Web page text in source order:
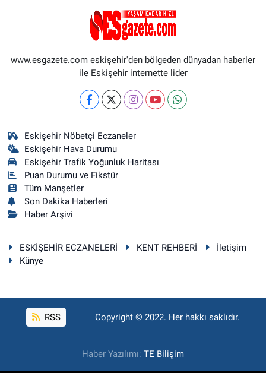
www.esgazete.com eskişehir'den bölgeden dünyadan haberler
ile Eskişehir internette lider
Eskişehir Nöbetçi Eczaneler
Eskişehir Hava Durumu
Eskişehir Trafik Yoğunluk Haritası
Puan Durumu ve Fikstür
Tüm Manşetler
Son Dakika Haberleri
Haber Arşivi
ESKİŞEHİR ECZANELERİ KENT REHBERİ
İletişim
Künye
RSS Copyright © 2022. Her hakkı saklıdır.
Haber Yazılımı: TE Bilişim